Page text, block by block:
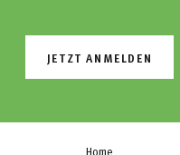
JETZT ANMELDEN
Home